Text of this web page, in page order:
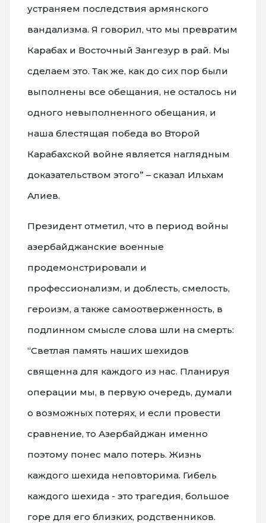
устраняем последствия армянского
вандализма. Я говорил, что мы превратим
Карабах и Восточный Зангезур в рай. Мы
сделаем это. Так же, как до сих пор были
выполнены все обещания, не осталось ни
одного невыполненного обещания, и
наша блестящая победа во Второй
Карабахской войне является наглядным
доказательством этого” – сказал Ильхам
Алиев.
Президент отметил, что в период войны
азербайджанские военные
продемонстрировали и
профессионализм, и доблесть, смелость,
героизм, а также самоотверженность, в
подлинном смысле слова шли на смерть:
“Светлая память наших шехидов
священна для каждого из нас. Планируя
операции мы, в первую очередь, думали
о возможных потерях, и если провести
сравнение, то Азербайджан именно
поэтому понес мало потерь. Жизнь
каждого шехида неповторима. Гибель
каждого шехида - это трагедия, большое
горе для его близких, родственников.